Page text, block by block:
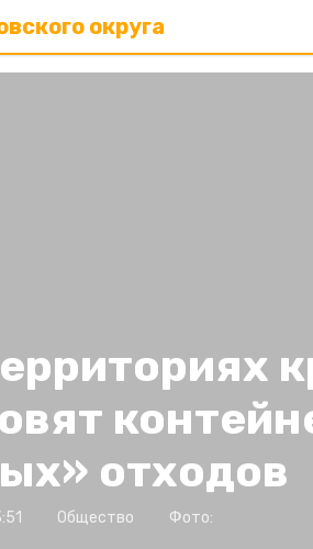
округа
отходов
Общество Фото: